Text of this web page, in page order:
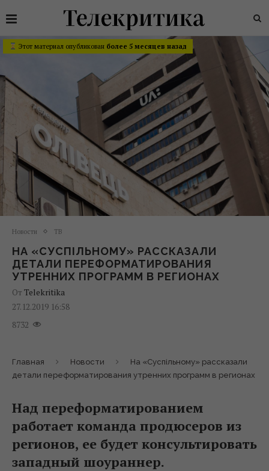
Этот материал опубликован более 5 месяцев назад
Новости ТВ
НА «СУСПІЛЬНОМУ» РАССКАЗАЛИ
ДЕТАЛИ ПЕРЕФОРМАТИРОВАНИЯ
УТРЕННИХ ПРОГРАММ В РЕГИОНАХ
От Telekritika
27.12.2019 16:58
8732
Главная Новости
На «Суспільному» рассказали
детали переформатирования утренних программ в регионах
Над переформатированием
работает команда продюсеров из
регионов, ее будет консультировать
западный шоураннер.